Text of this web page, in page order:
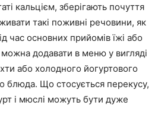
кальцієм, зберігають почуття
такі поживні речовини, як
час основних прийомів їжі або
додавати в меню у вигляді
або холодного йогуртового
блюда. Що стосується перекусу,
і мюслі можуть бути дуже